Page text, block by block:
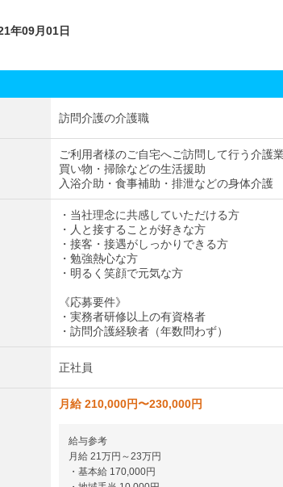
年09月01日
訪問介護の介護職
ご利用者様のご自宅へご訪問して行う介護
買い物・掃除などの生活援助
入浴介助・食事補助・排泄などの身体介護
・当社理念に共感していただける方
・人と接することが好きな方
・接客・接遇がしっかりできる方
・勉強熱心な方
・明るく笑顔で元気な方
《応募要件》
・実務者研修以上の有資格者
・訪問介護経験者（年数問わず）
正社員
月給 210,000円〜230,000円
給与参考
月給 21万円～23万円
・基本給 170,000円